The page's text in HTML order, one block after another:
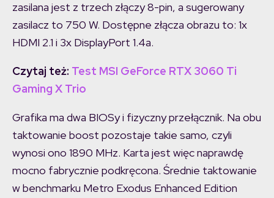
zasilana jest z trzech złączy 8-pin, a sugerowany
zasilacz to 750 W. Dostępne złącza obrazu to: 1x
HDMI 2.1 i 3x DisplayPort 1.4a.
Czytaj też: Test MSI GeForce RTX 3060 Ti
Gaming X Trio
Grafika ma dwa BIOSy i fizyczny przełącznik. Na obu
taktowanie boost pozostaje takie samo, czyli
wynosi ono 1890 MHz. Karta jest więc naprawdę
mocno fabrycznie podkręcona. Średnie taktowanie
w benchmarku Metro Exodus Enhanced Edition